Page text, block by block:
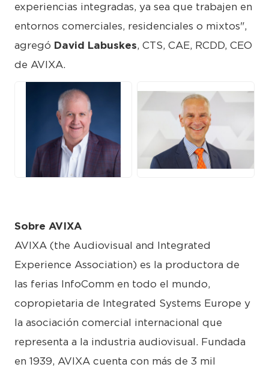
experiencias integradas, ya sea que trabajen en
entornos comerciales, residenciales o mixtos",
agregó David Labuskes, CTS, CAE, RCDD, CEO
de AVIXA.
JPG
Sobre AVIXA
AVIXA (the Audiovisual and Integrated
Experience Association) es la productora de
las ferias InfoComm en todo el mundo,
copropietaria de Integrated Systems Europe y
la asociación comercial internacional que
representa a la industria audiovisual. Fundada
en 1939, AVIXA cuenta con más de 3 mil